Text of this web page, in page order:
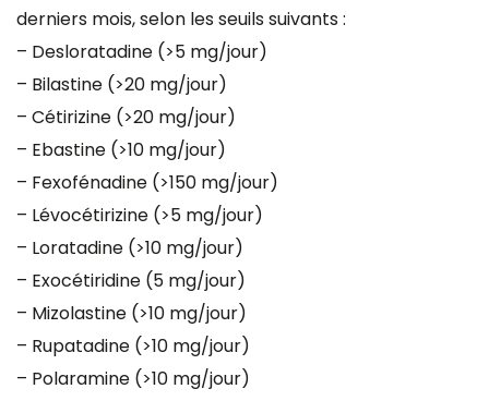
derniers mois, selon les seuils suivants :
– Desloratadine (>5 mg/jour)
– Bilastine (>20 mg/jour)
– Cétirizine (>20 mg/jour)
– Ebastine (>10 mg/jour)
– Fexofénadine (>150 mg/jour)
– Lévocétirizine (>5 mg/jour)
– Loratadine (>10 mg/jour)
– Exocétiridine (5 mg/jour)
– Mizolastine (>10 mg/jour)
– Rupatadine (>10 mg/jour)
– Polaramine (>10 mg/jour)